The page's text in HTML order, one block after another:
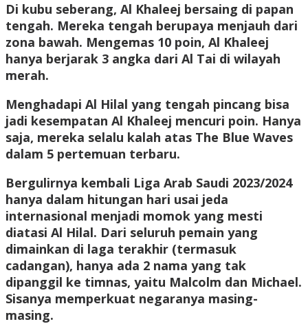
Di kubu seberang, Al Khaleej bersaing di papan
tengah. Mereka tengah berupaya menjauh dari
zona bawah. Mengemas 10 poin, Al Khaleej
hanya berjarak 3 angka dari Al Tai di wilayah
merah.
Menghadapi Al Hilal yang tengah pincang bisa
jadi kesempatan Al Khaleej mencuri poin. Hanya
saja, mereka selalu kalah atas The Blue Waves
dalam 5 pertemuan terbaru.
Bergulirnya kembali Liga Arab Saudi 2023/2024
hanya dalam hitungan hari usai jeda
internasional menjadi momok yang mesti
diatasi Al Hilal. Dari seluruh pemain yang
dimainkan di laga terakhir (termasuk
cadangan), hanya ada 2 nama yang tak
dipanggil ke timnas, yaitu Malcolm dan Michael.
Sisanya memperkuat negaranya masing-
masing.